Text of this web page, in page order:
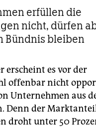
erfüllen die
nicht, dürfen
Bündnis bleiben
es vor der
offenbar nicht
Unternehmen aus
Denn der
droht unter 50